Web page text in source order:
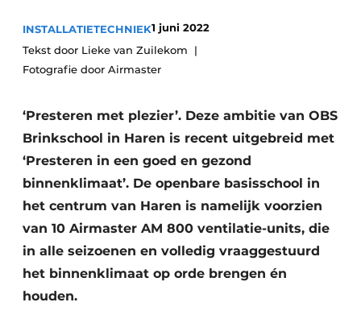
Vacatures
Video’s
INSTALLATIETECHNIEK1 juni 2022
Tekst door Lieke van Zuilekom
Fotografie door Airmaster
‘Presteren met plezier’. Deze ambitie van OBS
Brinkschool in Haren is recent uitgebreid met
‘Presteren in een goed en gezond
binnenklimaat’. De openbare basisschool in
het centrum van Haren is namelijk voorzien
van 10 Airmaster AM 800 ventilatie-units, die
in alle seizoenen en volledig vraaggestuurd
het binnenklimaat op orde brengen én
houden.